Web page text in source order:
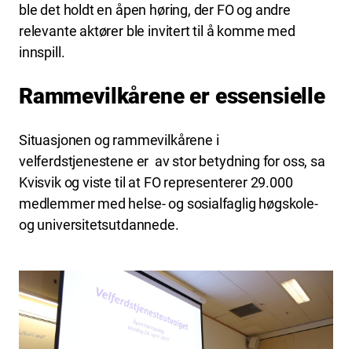
ble det holdt en åpen høring, der FO og andre
relevante aktører ble invitert til å komme med
innspill.
Rammevilkårene er essensielle
Situasjonen og rammevilkårene i
velferdstjenestene er av stor betydning for oss, sa
Kvisvik og viste til at FO representerer 29.000
medlemmer med helse- og sosialfaglig høgskole-
og universitetsutdannede.